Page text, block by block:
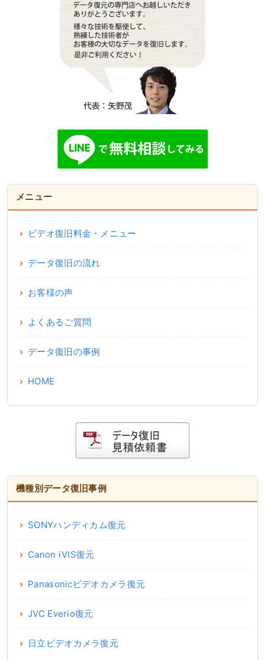
メニュー
ビデオ復旧料金・メニュー
データ復旧の流れ
お客様の声
よくあるご質問
データ復旧の事例
HOME
機種別データ復旧事例
SONYハンディカム復元
Canon iVIS復元
Panasonicビデオカメラ復元
JVC Everio復元
日立ビデオカメラ復元